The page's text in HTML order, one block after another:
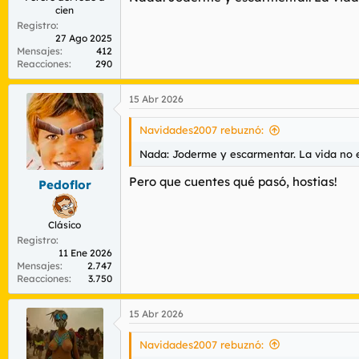
cien
Registro
27 Ago 2025
Mensajes
412
Reacciones
290
Pedoflor
Clásico
Registro
11 Ene 2026
Mensajes
2.747
Reacciones
3.750
15 Abr 2026
Navidades2007 rebuznó:
Nada: Joderme y escarmentar. La vida no
Pero que cuentes qué pasó, hostias!
15 Abr 2026
Navidades2007 rebuznó: